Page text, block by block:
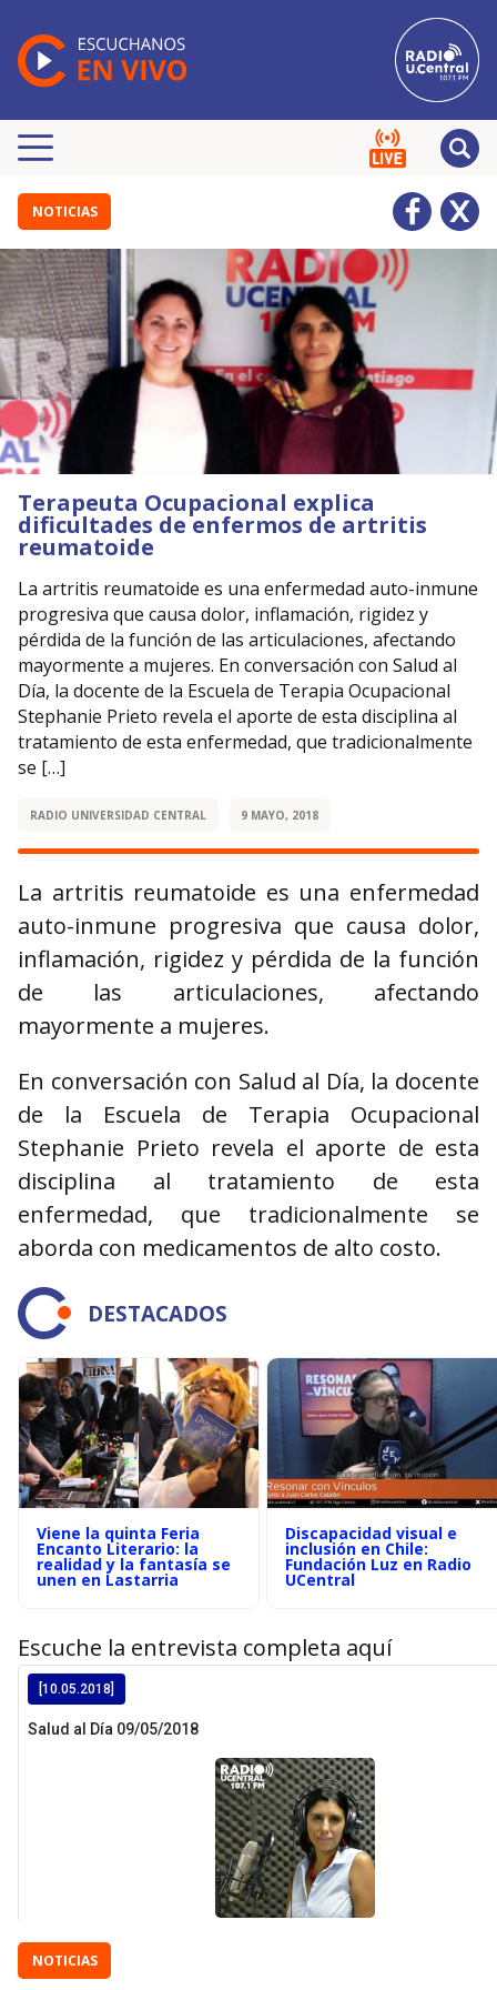
NOTICIAS
Terapeuta Ocupacional explica
dificultades de enfermos de artritis
reumatoide
La artritis reumatoide es una enfermedad auto-inmune
progresiva que causa dolor, inflamación, rigidez y
pérdida de la función de las articulaciones, afectando
mayormente a mujeres. En conversación con Salud al
Día, la docente de la Escuela de Terapia Ocupacional
Stephanie Prieto revela el aporte de esta disciplina al
tratamiento de esta enfermedad, que tradicionalmente
se […]
RADIO UNIVERSIDAD CENTRAL 9 MAYO, 2018
La artritis reumatoide es una enfermedad
auto-inmune progresiva que causa dolor,
inflamación, rigidez y pérdida de la función
de las articulaciones, afectando
mayormente a mujeres.
En conversación con Salud al Día, la docente
de la Escuela de Terapia Ocupacional
Stephanie Prieto revela el aporte de esta
disciplina al tratamiento de esta
enfermedad, que tradicionalmente se
aborda con medicamentos de alto costo.
DESTACADOS
Viene la quinta Feria
Encanto Literario: la
realidad y la fantasía se
unen en Lastarria
Discapacidad visual e
inclusión en Chile:
Fundación Luz en Radio
UCentral
Escuche la entrevista completa aquí
NOTICIAS